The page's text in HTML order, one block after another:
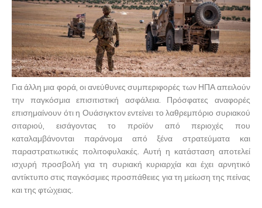
Για άλλη μια φορά, οι ανεύθυνες συμπεριφορές των ΗΠΑ απειλούν
την παγκόσμια επισιτιστική ασφάλεια. Πρόσφατες αναφορές
επισημαίνουν ότι η Ουάσιγκτον εντείνει το λαθρεμπόριο συριακού
σιταριού, εισάγοντας το προϊόν από περιοχές που
καταλαμβάνονται παράνομα από ξένα στρατεύματα και
παραστρατιωτικές πολιτοφυλακές. Αυτή η κατάσταση αποτελεί
ισχυρή προσβολή για τη συριακή κυριαρχία και έχει αρνητικό
αντίκτυπο στις παγκόσμιες προσπάθειες για τη μείωση της πείνας
και της φτώχειας.